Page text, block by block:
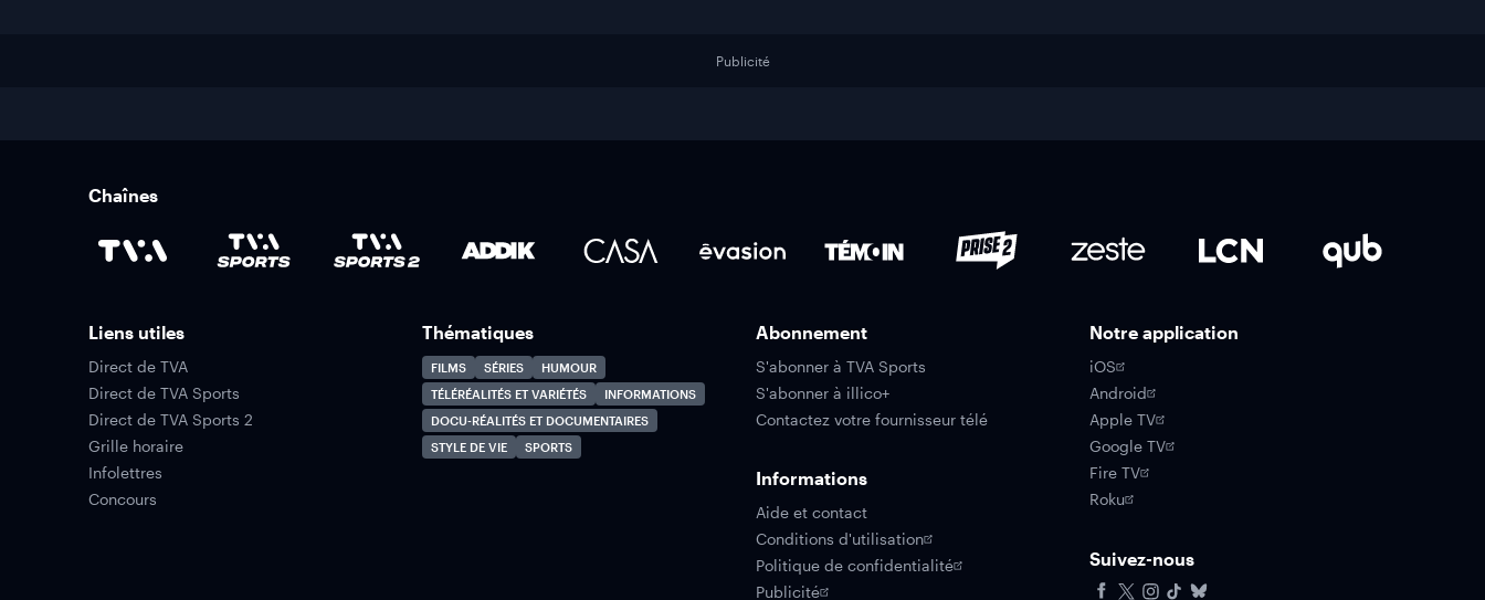
Publicité
Chaînes
Liens utiles
Direct de TVA
Direct de TVA Sports
Direct de TVA Sports 2
Grille horaire
Infolettres
Concours
Thématiques
FILMS SÉRIES
HUMOUR
TÉLÉRÉALITÉS ET VARIÉTÉS
INFORMATIONS
DOCU-RÉALITÉS ET DOCUMENTAIRES
STYLE DE VIE
SPORTS
Abonnement
S'abonner à TVA Sports
S'abonner à illico+
Contactez votre fournisseur télé
Informations
Aide et contact
Conditions d'utilisation
Politique de confidentialité
Publicité
Notre application
iOS
Android
Apple TV
Google TV
Fire TV
Roku
Suivez-nous